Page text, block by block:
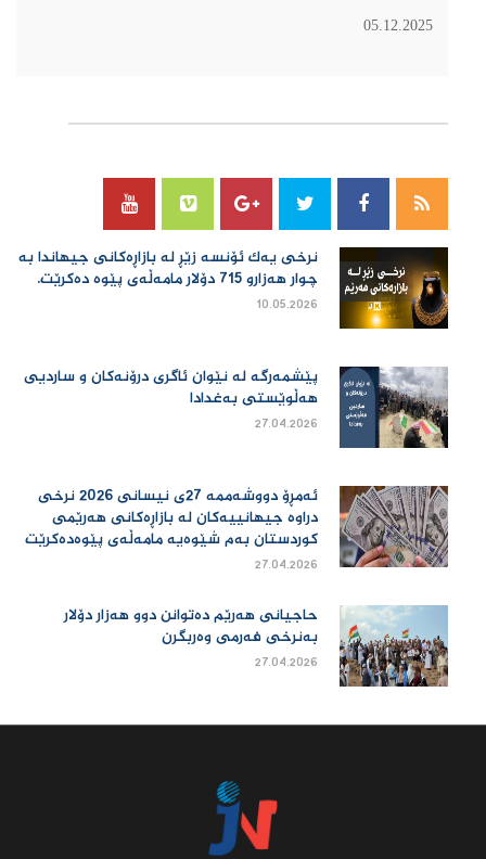
05.12.2025
نرخی یەك ئۆنسە زێڕ لە بازاڕەكانی جیهاندا بە
چوار هەزارو 715 دۆلار مامەڵەی پێوە دەكرێت.
10.05.2026
پێشمەرگە لە نێوان ئاگری درۆنەکان و ساردیی
هەڵوێستی بەغدادا
27.04.2026
ئەمڕۆ دووشەممە 27ی نیسانی 2026 نرخی
دراوە جیهانییەكان لە بازاڕەكانی هەرێمی
كوردستان بەم شێوەیە مامەڵەی پێوەدەكرێت
27.04.2026
حاجیانی هەرێم دەتوانن دوو هەزار دۆلار
بەنرخی فەرمی وەربگرن
27.04.2026